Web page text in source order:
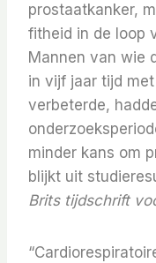
prostaatkanker,
fitheid in de loop
Mannen van wie
in vijf jaar tijd
verbeterde,
minder kans om
blijkt uit
Brits tijdschrift